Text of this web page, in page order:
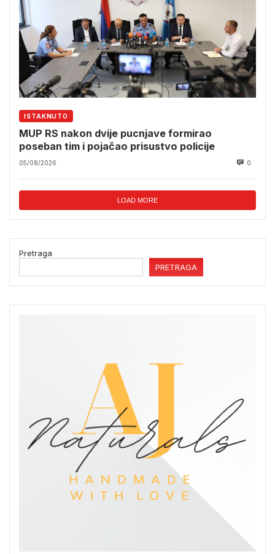
ISTAKNUTO
MUP RS nakon dvije pucnjave formirao
poseban tim i pojačao prisustvo policije
05/08/2026 0
LOAD MORE
Pretraga
PRETRAGA